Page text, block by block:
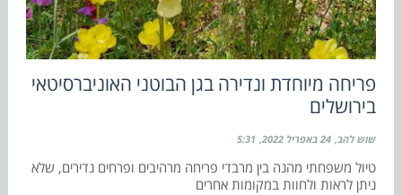
פריחה מיוחדת ונדירה בגן הבוטני האוניברסיטאי
בירושלים
שוש להב 24 באפריל 2022 5:31
טיול משפחתי מהנה בין מרבדי פריחה מרהיבים ופרחים נדירים, שלא
ניתן לראות ולחוות במקומות אחרים